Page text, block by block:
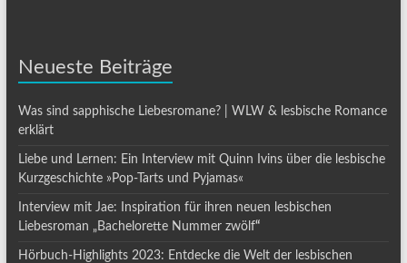
Neueste Beiträge
Was sind sapphische Liebesromane? | WLW & lesbische Romance
erklärt
Liebe und Lernen: Ein Interview mit Quinn Ivins über die lesbische
Kurzgeschichte »Pop-Tarts und Pyjamas«
Interview mit Jae: Inspiration für ihren neuen lesbischen
Liebesroman „Bachelorette Nummer zwölf“
Hörbuch-Highlights 2023: Entdecke die Welt der lesbischen